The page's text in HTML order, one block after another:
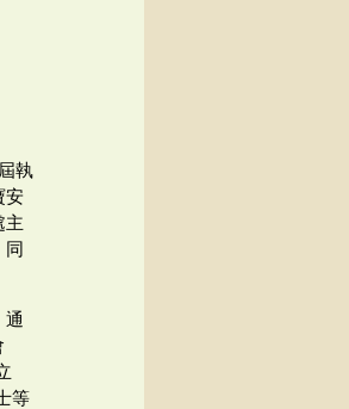
執
安
主
同
通
等